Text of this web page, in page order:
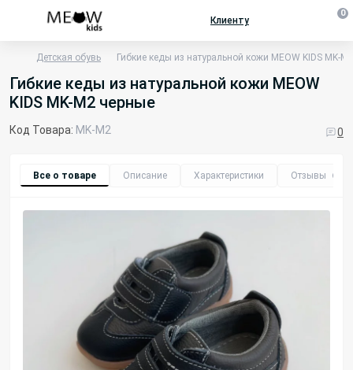
Клиенту
0
Детская обувь Гибкие кеды из натуральной кожи MEOW KIDS MK-
Гибкие кеды из натуральной кожи MEOW
KIDS MK-M2 черные
Код Товара: MK-M2 0
Все о товаре Описание Характеристики Отзывы